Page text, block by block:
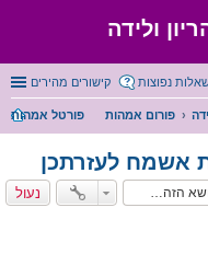
ולידה
קישורים מהירים נפוצות
פורטל אמהות פורום אמהות
אשמח לעזרתכן
נעול